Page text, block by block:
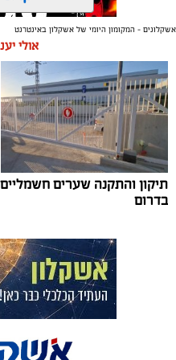
תגים:אשקלון, אקו פארק
עיריית אשקלון תקיים בסוף
באגם׳ 3, אירוע
אשקלון.
השנה הפסטיבל למשוך אלפי
בירה, טעמים ומוזיקה באחד
המתחם יכלול עשרות דוכני
ובינלאומיות, מגוון רחב של
ואווירה צעירה ותוססת
אשקלונים - המקומון היומי של אשקלון באינטרנט
אולי
תיקון והתקנה שערים חשמליים
בדרום